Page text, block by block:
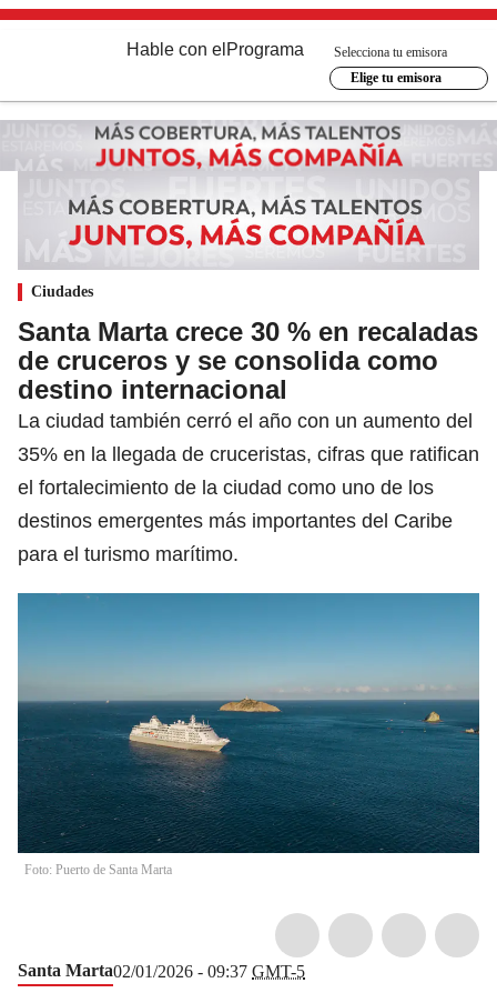
Hable con el Programa
Selecciona tu emisora
Elige tu emisora
Ciudades
Santa Marta crece 30 % en recaladas
de cruceros y se consolida como
destino internacional
La ciudad también cerró el año con un aumento del
35% en la llegada de cruceristas, cifras que ratifican
el fortalecimiento de la ciudad como uno de los
destinos emergentes más importantes del Caribe
para el turismo marítimo.
Foto: Puerto de Santa Marta
Santa Marta02/01/2026 - 09:37 GMT-5